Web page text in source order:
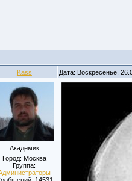
Kass Дата: Воскресенье,
Академик
Город: Москва
Группа: